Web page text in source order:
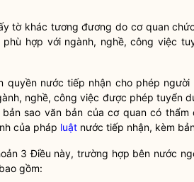
tờ khác tương đương do cơ quan
hợp với ngành, nghề, công việc
quyềnnước tiếp nhận cho phép người
nghề, công việc được phép tuyển
sao văn bản của cơ quan có thẩm
của pháp luật nước tiếp nhận, kèm
3 Điều này, trường hợp bên nước
gồm: